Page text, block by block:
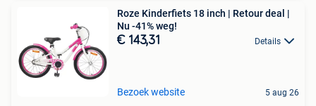
Roze Kinderfiets 18 inch | Retour deal |
Nu -41% weg!
€ 143,31 Details
Bezoek website 5 aug 26